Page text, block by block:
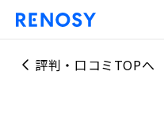
評判・口コミTOPへ